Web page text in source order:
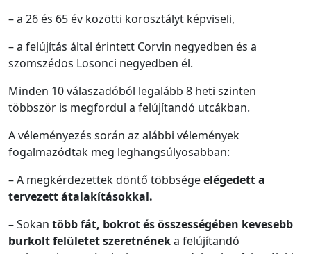
– a 26 és 65 év közötti korosztályt képviseli,
– a felújítás által érintett Corvin negyedben és a
szomszédos Losonci negyedben él.
Minden 10 válaszadóból legalább 8 heti szinten
többször is megfordul a felújítandó utcákban.
A véleményezés során az alábbi vélemények
fogalmazódtak meg leghangsúlyosabban:
– A megkérdezettek döntő többségeelégedett a
tervezett átalakításokkal.
– Sokan több fát, bokrot és összességében kevesebb
burkolt felületet szeretnéneka felújítandó